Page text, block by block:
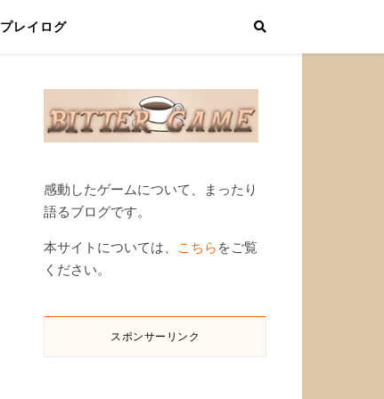
プレイログ
感動したゲームについて、まったり
語るブログです。
本サイトについては、 こちら をご覧
ください。
スポンサーリンク